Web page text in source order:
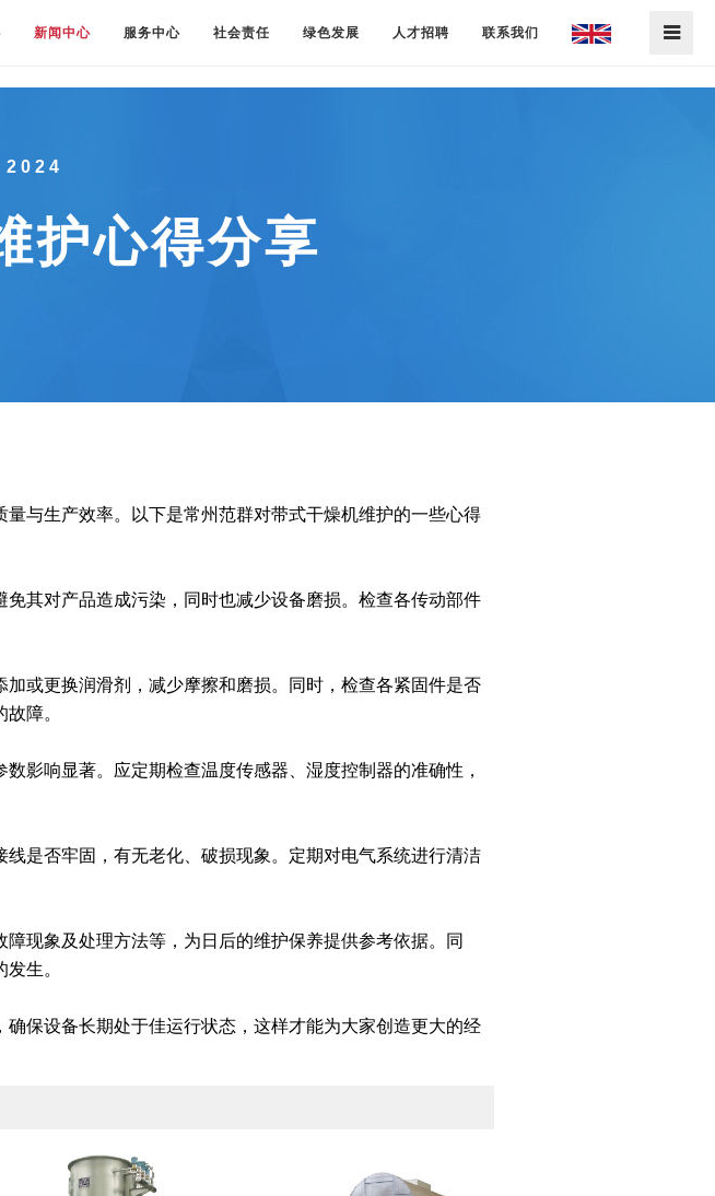
新闻中心 服务中心 社会责任 绿色发展 人才招聘 联系我们
护心得分享
与生产效率。以下是常州范群对带式干燥机维护的一些心得
其对产品造成污染，同时也减少设备磨损。检查各传动部件
或更换润滑剂，减少摩擦和磨损。同时，检查各紧固件是否
障。
影响显著。应定期检查温度传感器、湿度控制器的准确性，
是否牢固，有无老化、破损现象。定期对电气系统进行清洁
现象及处理方法等，为日后的维护保养提供参考依据。同
生。
保设备长期处于佳运行状态，这样才能为大家创造更大的经